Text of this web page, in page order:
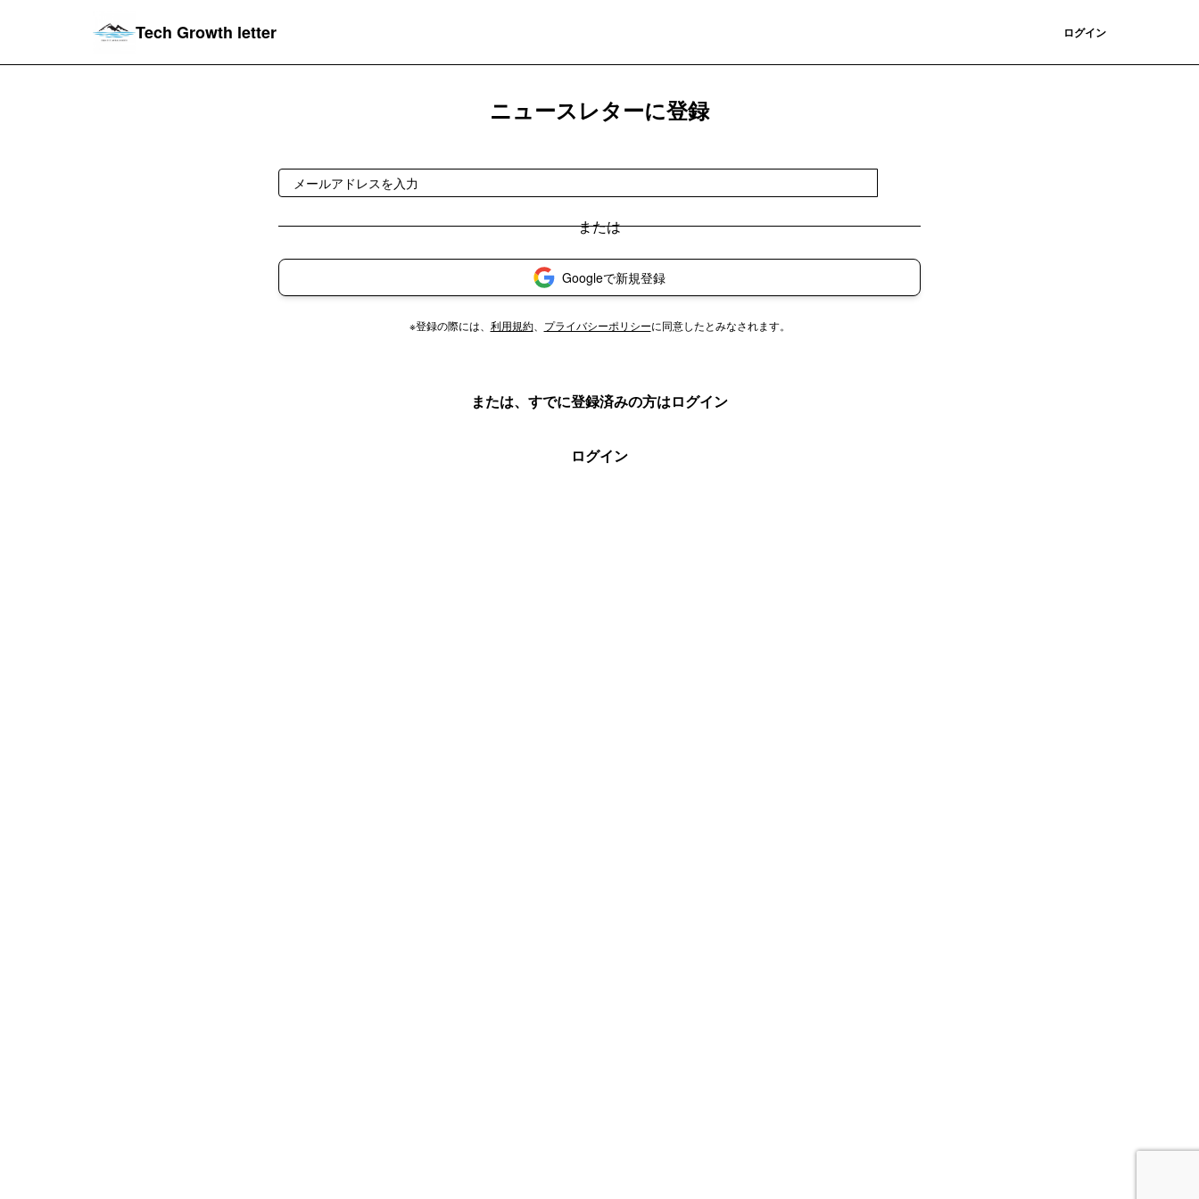
Tech Growth letter ログイン
ニュースレターに登録
Googleで新規登録
※登録の際には、 利用規約、 プライバシーポリシーに同意したとみなされます。
または、すでに登録済みの方はログイン
ログイン